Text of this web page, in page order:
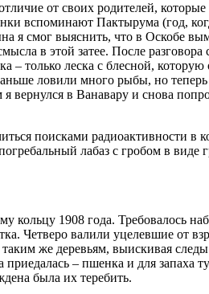
от своих родителей,
вспоминают Пактырума (год,
я смог выяснить, что в Оскобе
в этой затее. После
только леска с блесной,
ловили много рыбы, но
в Ванавару и снова
поисками радиоактивности в
лабаз с гробом в виде
1908 года. Требовалось
Четверо валили уцелевшие от
же деревьям, выискивая
– пшенка и для запаха
была их теребить.